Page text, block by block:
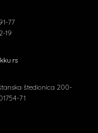
77
19
štedionica 200-
71